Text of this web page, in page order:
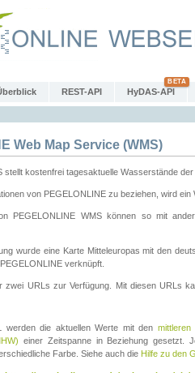
REST-API HyDAS-API
Web Map Service (WMS)
stellt kostenfrei tagesaktuelle Wasserstände
von PEGELONLINE zu beziehen, wird ein
PEGELONLINE WMS können so mit
wurde eine Karte Mitteleuropas mit den
verknüpft.
zwei URLs zur Verfügung. Mit diesen URLs
werden die aktuellen Werte mit den mittleren
einer Zeitspanne in Beziehung gesetzt.
Farbe. Siehe auch die Hilfe zu den